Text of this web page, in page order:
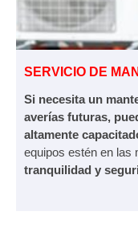
SERVICIO DE
Si necesita un
averías futuras,
altamente
equipos estén en las
tranquilidad y